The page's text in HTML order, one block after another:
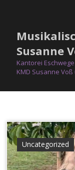
e
i
E
s
c
h
g
e
Susanne
Kantorei Eschwege
KMD Susanne
Uncategorized